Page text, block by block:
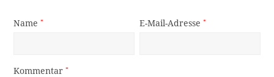
Name* E-Mail-Adresse*
Kommentar*